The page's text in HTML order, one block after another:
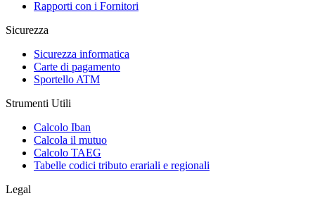
Rapporti con i Fornitori
Sicurezza
Sicurezza informatica
Carte di pagamento
Sportello ATM
Strumenti Utili
Calcolo Iban
Calcola il mutuo
Calcolo TAEG
Tabelle codici tributo erariali e regionali
Legal